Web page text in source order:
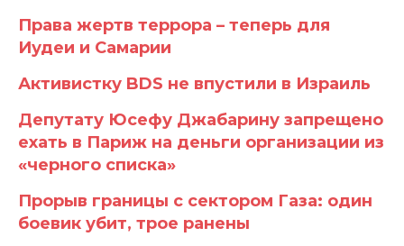
Права жертв террора – теперь для
Иудеи и Самарии
Активистку BDS не впустили в Израиль
Депутату Юсефу Джабарину запрещено
ехать в Париж на деньги организации из
«черного списка»
Прорыв границы с сектором Газа: один
боевик убит, трое ранены